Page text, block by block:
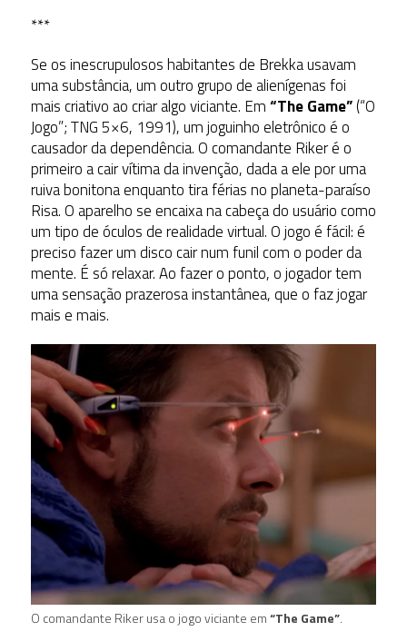
***
Se os inescrupulosos habitantes de Brekka usavam
uma substância, um outro grupo de alienígenas foi
mais criativo ao criar algo viciante. Em“The Game”(“O
Jogo”; TNG 5×6, 1991), um joguinho eletrônico é o
causador da dependência. O comandante Riker é o
primeiro a cair vítima da invenção, dada a ele por uma
ruiva bonitona enquanto tira férias no planeta-paraíso
Risa. O aparelho se encaixa na cabeça do usuário como
um tipo de óculos de realidade virtual. O jogo é fácil: é
preciso fazer um disco cair num funil com o poder da
mente. É só relaxar. Ao fazer o ponto, o jogador tem
uma sensação prazerosa instantânea, que o faz jogar
mais e mais.
O comandante Riker usa o jogo viciante em“The Game”.